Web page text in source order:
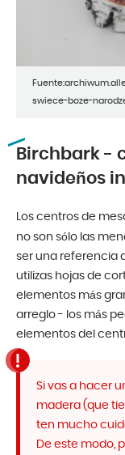
swiece-boze-
Birchbark -
navideños
Los centros de
no son sólo las
ser una referencia
utilizas hojas de
elementos más
arreglo - los más
elementos del
Si vas a hacer
madera (que
ten mucho
De este modo,